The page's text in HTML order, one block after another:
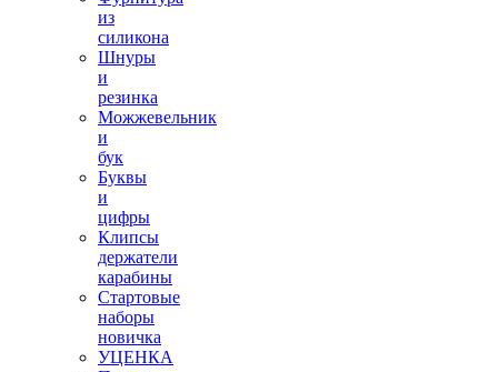
из
силикона
Шнуры
и
резинка
Можжевельник
и
бук
Буквы
и
цифры
Клипсы
держатели
карабины
Стартовые
наборы
новичка
УЦЕНКА